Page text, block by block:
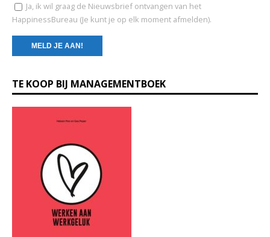
Ja, ik wil graag de Nieuwsbrief ontvangen van het
HappinessBureau (Je kunt je op elk moment afmelden).
o
n
TE KOOP BIJ MANAGEMENTBOEK